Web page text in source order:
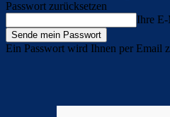
Passwort zurücksetzen
Ihre
Ein Passwort wird Ihnen per Email